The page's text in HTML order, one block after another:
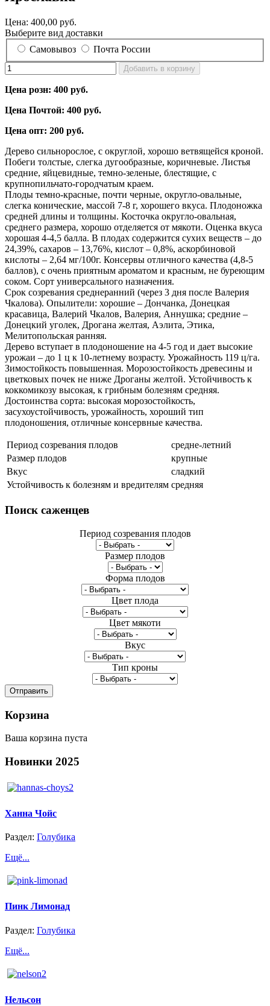
Цена: 400,00 руб.
Выберите вид доставки
Самовывоз
Почта России
Цена розн: 400 руб.
Цена Почтой: 400 руб.
Цена опт: 200 руб.
Дерево сильнорослое, с округлой, хорошо ветвящейся кроной.
Побеги толстые, слегка дугообразные, коричневые. Листья
средние, яйцевидные, темно-зеленые, блестящие, с
крупнопильчато-городчатым краем.
Плоды темно-красные, почти черные, округло-овальные,
слегка конические, массой 7-8 г, хорошего вкуса. Плодоножка
средней длины и толщины. Косточка округло-овальная,
среднего размера, хорошо отделяется от мякоти. Оценка вкуса
хорошая 4-4,5 балла. В плодах содержится сухих веществ – до
24,39%, сахаров – 13,76%, кислот – 0,8%, аскорбиновой
кислоты – 2,64 мг/100г. Консервы отличного качества (4,8-5
баллов), с очень приятным ароматом и красным, не буреющим
соком. Сорт универсально­го назначения.
Срок созревания среднеранний (через 3 дня после Валерия
Чкалова). Опылители: хорошие – Дончанка, Донецкая
красавица, Валерий Чкалов, Валерия, Аннушка; средние –
Донецкий уголек, Дрогана желтая, Аэлита, Этика,
Мелитопольская ранняя.
Дерево вступает в плодоношение на 4-5 год и дает высокие
урожаи – до 1 ц к 10-летнему возрасту. Урожайность 119 ц/га.
Зимостойкость повышенная. Морозостойкость древесины и
цветковых почек не ниже Дроганы желтой. Устойчивость к
коккомикозу высокая, к грибным болезням средняя.
Достоинства сорта: высокая морозостойкость,
засухоустойчивость, урожайность, хороший тип
плодоношения, отличные консервные качества.
Период созревания плодов
средне-летний
Размер плодов
крупные
Вкус
сладкий
Устойчивость к болезням и вредителям средняя
Поиск саженцев
Период созревания плодов
Размер плодов
Форма плодов
Цвет плода
Цвет мякоти
Вкус
Тип кроны
Корзина
Ваша корзина пуста
Новинки 2025
Ханна Чойс
Раздел: Голубика
Ещё...
Пинк Лимонад
Раздел: Голубика
Ещё...
Нельсон